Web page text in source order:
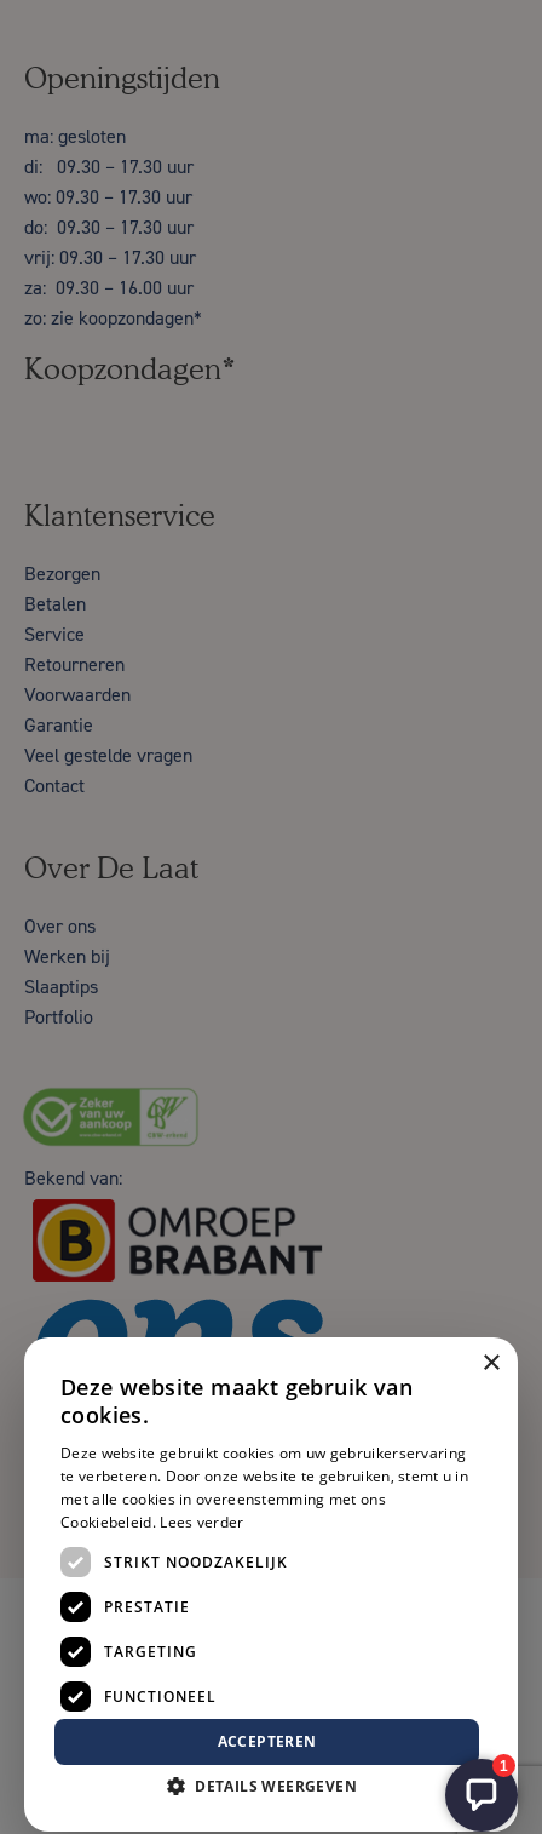
Openingstijden
ma: gesloten
di: 09.30 – 17.30 uur
wo: 09.30 – 17.30 uur
do: 09.30 – 17.30 uur
vrij: 09.30 – 17.30 uur
za: 09.30 – 16.00 uur
zo: zie koopzondagen*
Koopzondagen*
Klantenservice
Bezorgen
Betalen
Service
Retourneren
Voorwaarden
Garantie
Veel gestelde vragen
Contact
Over De Laat
Over ons
Werken bij
Slaaptips
Portfolio
Bekend van:
×
Deze website maakt gebruik van
cookies.
Deze website gebruikt cookies om uw gebruikerservaring
te verbeteren. Door onze website te gebruiken, stemt u in
met alle cookies in overeenstemming met ons
Cookiebeleid. Lees verder
STRIKT NOODZAKELIJK
PRESTATIE
TARGETING
FUNCTIONEEL
ACCEPTEREN
DETAILS WEERGEVEN